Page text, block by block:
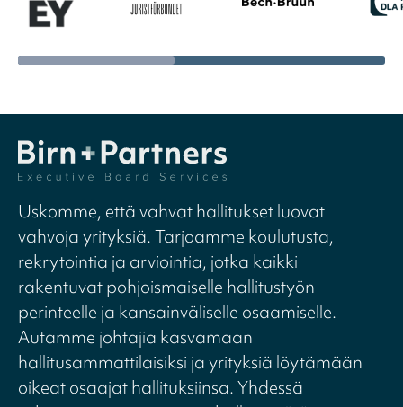
Uskomme, että vahvat hallitukset luovat
vahvoja yrityksiä. Tarjoamme koulutusta,
rekrytointia ja arviointia, jotka kaikki
rakentuvat pohjoismaiselle hallitustyön
perinteelle ja kansainväliselle osaamiselle.
Autamme johtajia kasvamaan
hallitusammattilaisiksi ja yrityksiä löytämään
oikeat osaajat hallituksiinsa. Yhdessä